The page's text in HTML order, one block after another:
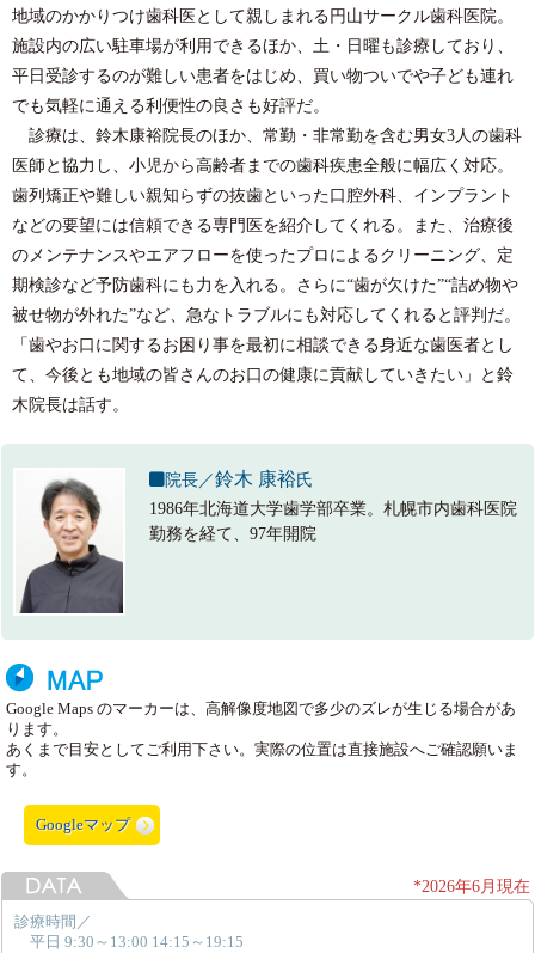
地域のかかりつけ歯科医として親しまれる円山サークル歯科医院。
施設内の広い駐車場が利用できるほか、土・日曜も診療しており、
平日受診するのが難しい患者をはじめ、買い物ついでや子ども連れ
でも気軽に通える利便性の良さも好評だ。
診療は、鈴木康裕院長のほか、常勤・非常勤を含む男女3人の歯科
医師と協力し、小児から高齢者までの歯科疾患全般に幅広く対応。
歯列矯正や難しい親知らずの抜歯といった口腔外科、インプラント
などの要望には信頼できる専門医を紹介してくれる。また、治療後
のメンテナンスやエアフローを使ったプロによるクリーニング、定
期検診など予防歯科にも力を入れる。さらに“歯が欠けた”“詰め物や
被せ物が外れた”など、急なトラブルにも対応してくれると評判だ。
「歯やお口に関するお困り事を最初に相談できる身近な歯医者とし
て、今後とも地域の皆さんのお口の健康に貢献していきたい」と鈴
木院長は話す。
院長／鈴木 康裕氏
1986年北海道大学歯学部卒業。札幌市内歯科医院
勤務を経て、97年開院
Google Maps のマーカーは、高解像度地図で多少のズレが生じる場合があ
ります。
あくまで目安としてご利用下さい。実際の位置は直接施設へご確認願いま
す。
Googleマップ
*2026年6月現在
診療時間／
平日 9:30～13:00 14:15～19:15